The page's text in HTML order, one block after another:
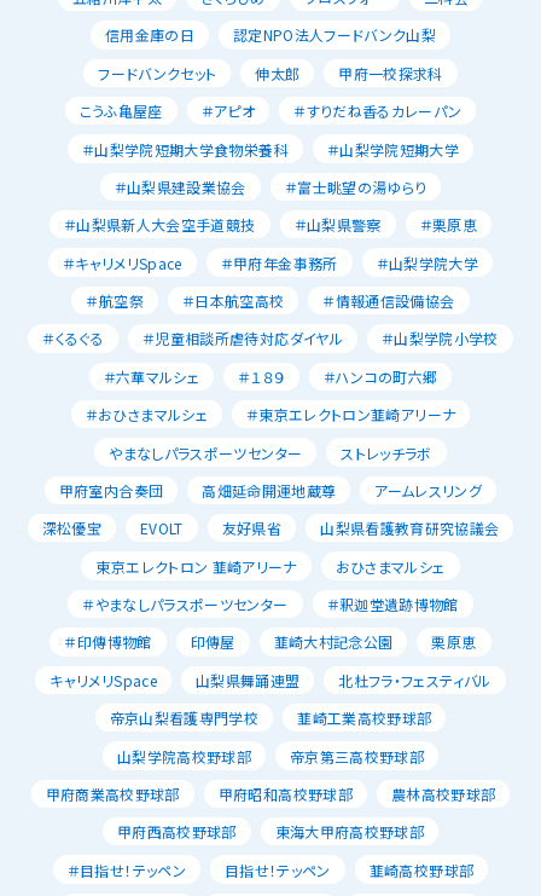
信用金庫の日
認定NPO法人フードバンク山梨
フードバンクセット
伸太郎
甲府一校探求科
こうふ亀屋座
＃アピオ
＃すりだね香るカレーパン
＃山梨学院短期大学食物栄養科
＃山梨学院短期大学
＃山梨県建設業協会
＃富士眺望の湯ゆらり
＃山梨県新人大会空手道競技
＃山梨県警察
＃栗原恵
＃キャリメリSpace
＃甲府年金事務所
＃山梨学院大学
＃航空祭
＃日本航空高校
＃情報通信設備協会
＃くるぐる
＃児童相談所虐待対応ダイヤル
＃山梨学院小学校
＃六華マルシェ
＃１８９
＃ハンコの町六郷
＃おひさまマルシェ
＃東京エレクトロン韮崎アリーナ
やまなしパラスポーツセンター
ストレッチラボ
甲府室内合奏団
高畑延命開運地蔵尊
アームレスリング
深松優宝
EVOLT 友好県省
山梨県看護教育研究協議会
東京エレクトロン 韮崎アリーナ
おひさまマルシェ
＃やまなしパラスポーツセンター
＃釈迦堂遺跡博物館
＃印傳博物館
印傳屋 韮崎大村記念公園
栗原恵
キャリメリSpace
山梨県舞踊連盟
北杜フラ・フェスティバル
帝京山梨看護専門学校
韮崎工業高校野球部
山梨学院高校野球部
帝京第三高校野球部
甲府商業高校野球部
甲府昭和高校野球部
農林高校野球部
甲府西高校野球部
東海大甲府高校野球部
＃目指せ！テッペン
目指せ！テッペン
韮崎高校野球部